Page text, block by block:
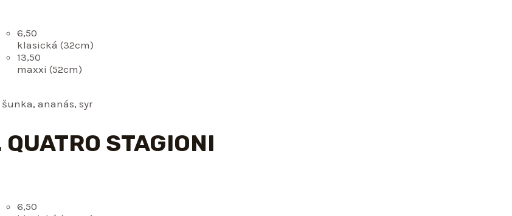
6,50
klasická (32cm)
13,50
maxxi (52cm)
ananás, syr
STAGIONI
6,50